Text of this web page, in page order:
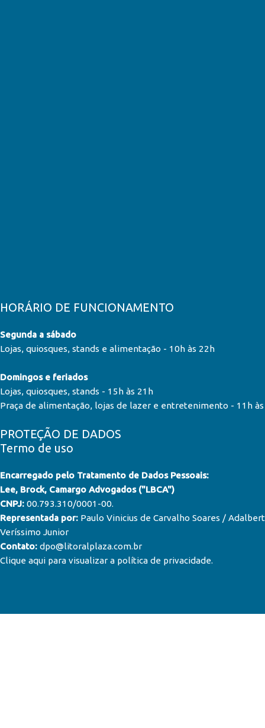
HORÁRIO DE FUNCIONAMENTO
Segunda a sábado
Lojas, quiosques, stands e alimentação - 10h às 22h
Domingos e feriados
Lojas, quiosques, stands - 15h às 21h
Praça de alimentação, lojas de lazer e entretenimento - 11h
PROTEÇÃO DE DADOS
Termo de uso
Encarregado pelo Tratamento de Dados Pessoais:
Lee, Brock, Camargo Advogados ("LBCA")
CNPJ: 00.793.310/0001-00.
Representada por: Paulo Vinicius de Carvalho Soares /
Veríssimo Junior
Contato: dpo@litoralplaza.com.br
Clique aqui para visualizar a política de privacidade.